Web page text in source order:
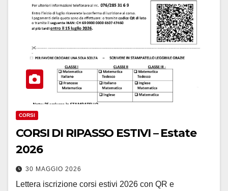
CORSI
CORSI DI RIPASSO ESTIVI – Estate
2026
30 MAGGIO 2026
Lettera iscrizione corsi estivi 2026 con QR e